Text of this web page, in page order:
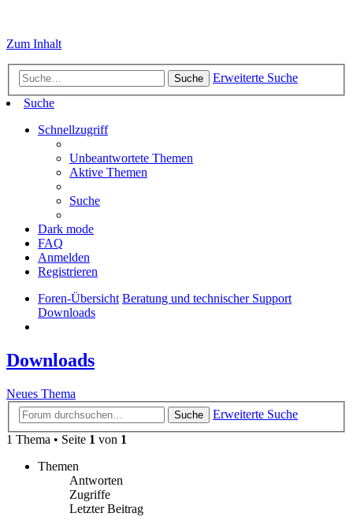
Zum Inhalt
Suche
Erweiterte Suche
Suche
Schnellzugriff
Unbeantwortete Themen
Aktive Themen
Suche
Dark mode
FAQ
Anmelden
Registrieren
Foren-Übersicht Beratung und technischer Support
Downloads
Downloads
Neues Thema
Suche
Erweiterte Suche
1 Thema • Seite 1 von 1
Themen
Antworten
Zugriffe
Letzter Beitrag